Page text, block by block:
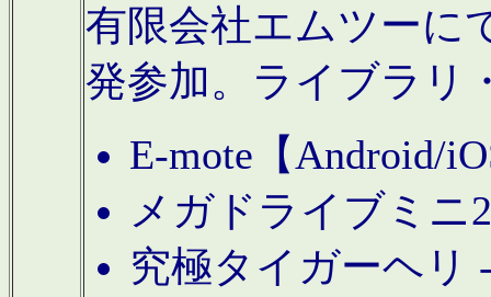
有限会社エムツーに
発参加。ライブラリ
E-mote【Android/
メガドライブミニ
究極タイガーヘリ